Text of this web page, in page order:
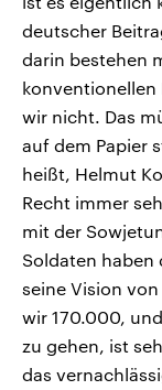
deutscher
darin bestehen
konventionellen
wir nicht. Das
auf dem Papier
heißt, Helmut
Recht immer
mit der
Soldaten haben
seine Vision
wir 170.000,
zu gehen, ist
das